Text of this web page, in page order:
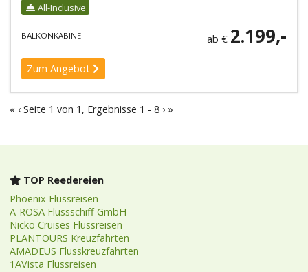
All-Inclusive
BALKONKABINE ab € 2.199,-
Zum Angebot
« ‹ Seite 1 von 1, Ergebnisse 1 - 8 › »
TOP Reedereien
Phoenix Flussreisen
A-ROSA Flussschiff GmbH
Nicko Cruises Flussreisen
PLANTOURS Kreuzfahrten
AMADEUS Flusskreuzfahrten
1AVista Flussreisen